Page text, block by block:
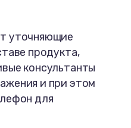
уточняющие
продукта,
консультанты
и при этом
для